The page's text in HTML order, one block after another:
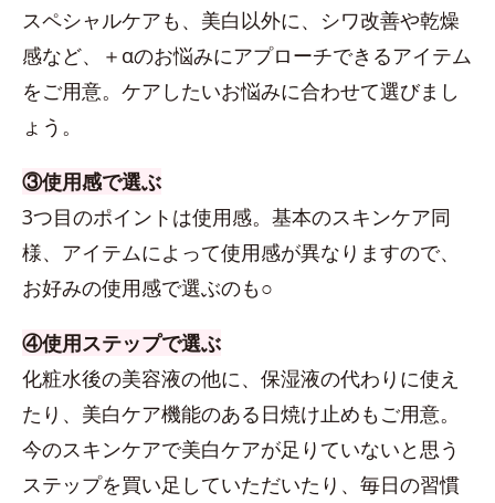
スペシャルケアも、美白以外に、シワ改善や乾燥
感など、＋αのお悩みにアプローチできるアイテム
をご用意。ケアしたいお悩みに合わせて選びまし
ょう。
③使用感で選ぶ
3つ目のポイントは使用感。基本のスキンケア同
様、アイテムによって使用感が異なりますので、
お好みの使用感で選ぶのも○
④使用ステップで選ぶ
化粧水後の美容液の他に、保湿液の代わりに使え
たり、美白ケア機能のある日焼け止めもご用意。
今のスキンケアで美白ケアが足りていないと思う
ステップを買い足していただいたり、毎日の習慣